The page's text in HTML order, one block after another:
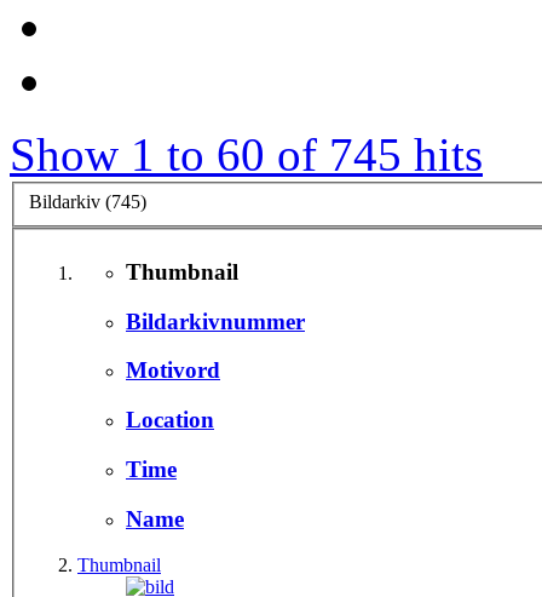
Show 1 to 60 of 745 hits
Bildarkiv (745)
Thumbnail
Bildarkivnummer
Motivord
Location
Time
Name
Thumbnail